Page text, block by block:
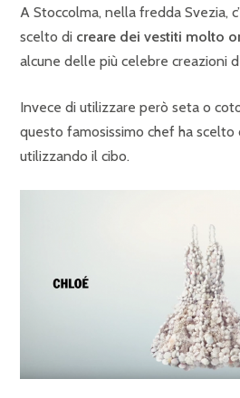
A Stoccolma, nella fredda Svezia,
scelto di creare dei vestiti molto
alcune delle più celebre creazioni
Invece di utilizzare però seta o
questo famosissimo chef ha
utilizzando il cibo.